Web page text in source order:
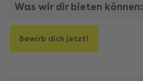
Was wir dir bieten können:
Bewirb dich jetzt!